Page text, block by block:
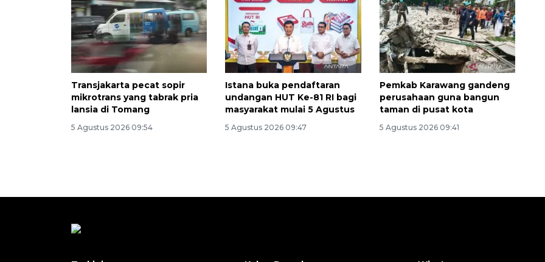
Transjakarta pecat sopir
mikrotrans yang tabrak pria
lansia di Tomang
5 Agustus 2026 09:54
Istana buka pendaftaran
undangan HUT Ke-81 RI bagi
masyarakat mulai 5 Agustus
5 Agustus 2026 09:47
Pemkab Karawang gandeng
perusahaan guna bangun
taman di pusat kota
5 Agustus 2026 09:41
2026-08-05 18:00:00